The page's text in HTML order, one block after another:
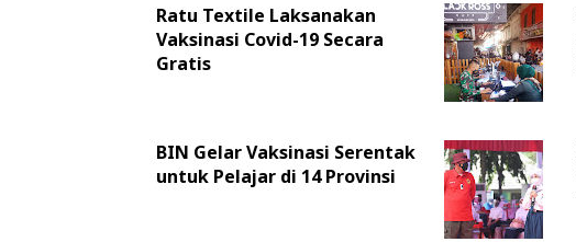
Ratu Textile Laksanakan
Vaksinasi Covid-19 Secara
Gratis
BIN Gelar Vaksinasi Serentak
untuk Pelajar di 14 Provinsi